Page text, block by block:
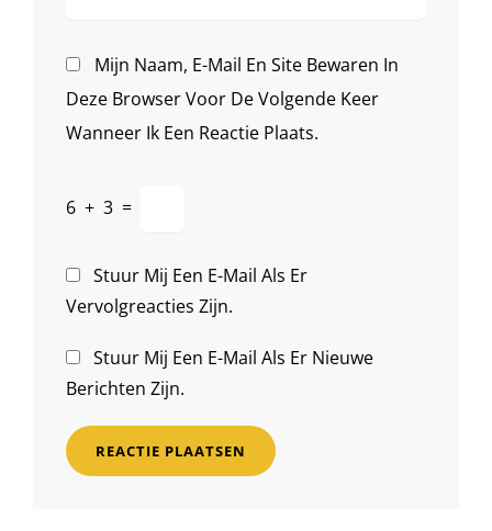
Mijn Naam, E-Mail En Site Bewaren In
Deze Browser Voor De Volgende Keer
Wanneer Ik Een Reactie Plaats.
6 + 3 =
Stuur Mij Een E-Mail Als Er
Vervolgreacties Zijn.
Stuur Mij Een E-Mail Als Er Nieuwe
Berichten Zijn.